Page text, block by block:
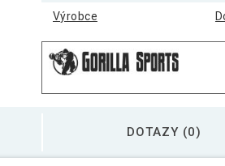
Výrobce
DOTAZY (0)